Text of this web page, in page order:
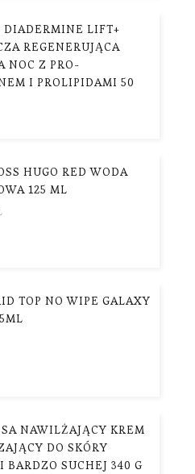
DIADERMINE LIFT+
REGENERUJĄCA
NOC Z PRO-
I PROLIPIDAMI 50
HUGO RED WODA
125 ML
TOP NO WIPE GALAXY
NAWILŻAJĄCY KREM
DO SKÓRY
BARDZO SUCHEJ 340 G